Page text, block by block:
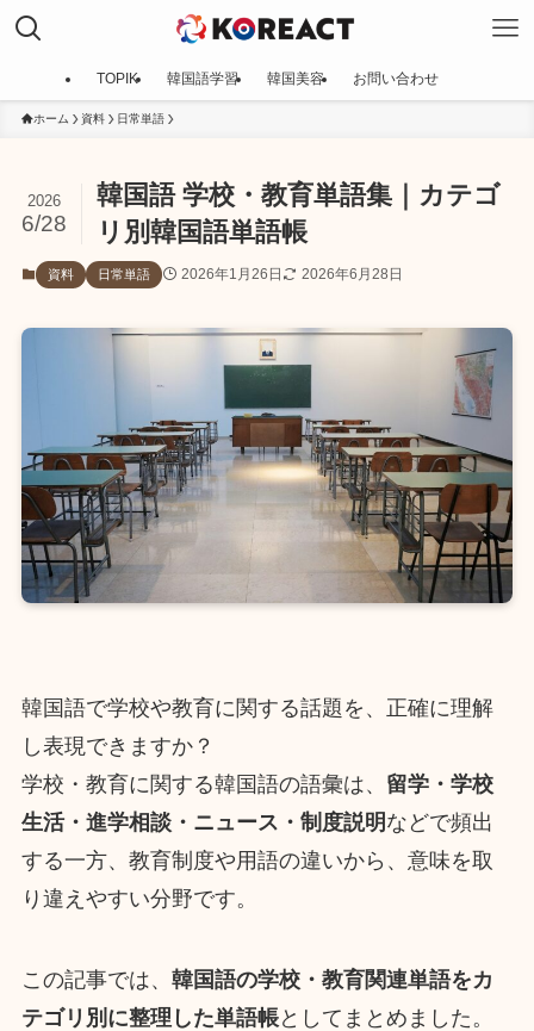
TOPIK 韓国語学習 韓国美容 お問い合わせ
ホーム 資料 日常単語
韓国語 学校・教育単語集｜カテゴ
リ別韓国語単語帳
2026
6/28
資料 日常単語 2026年1月26日 2026年6月28日
韓国語で学校や教育に関する話題を、正確に理解
し表現できますか？
学校・教育に関する韓国語の語彙は、 留学・学校
生活・進学相談・ニュース・制度説明 などで頻出
する一方、教育制度や用語の違いから、意味を取
り違えやすい分野です。
この記事では、 韓国語の学校・教育関連単語をカ
テゴリ別に整理した単語帳としてまとめました。